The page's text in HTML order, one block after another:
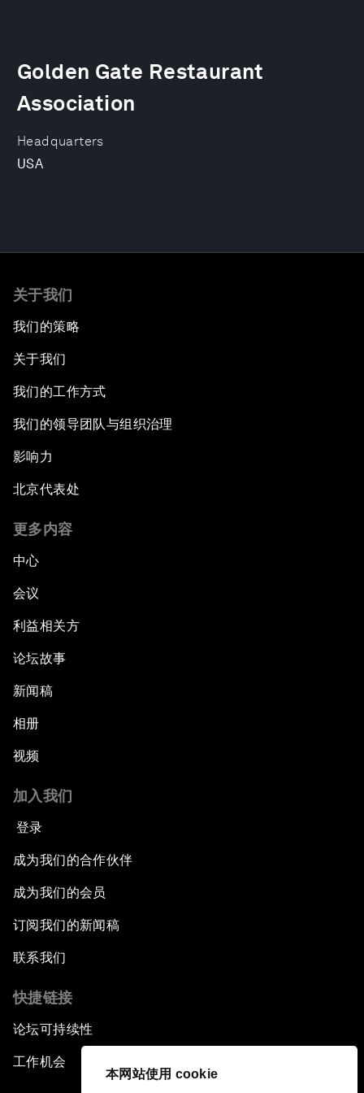
本网站使用 cookie
Headquarters
USA
Golden Gate Restaurant
Association
关于我们
我们的策略
关于我们
我们的工作方式
我们的领导团队与组织治理
影响力
北京代表处
更多内容
中心
会议
利益相关方
论坛故事
新闻稿
相册
视频
加入我们
登录
成为我们的合作伙伴
成为我们的会员
订阅我们的新闻稿
联系我们
快捷链接
论坛可持续性
工作机会